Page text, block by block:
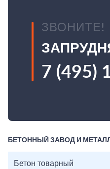
ЗВОНИТЕ!
7 (495)
БЕТОННЫЙ ЗАВОД И МЕТАЛЛ
Бетон товарный